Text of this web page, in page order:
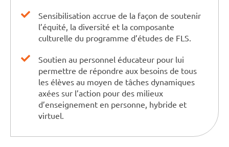
Sensibilisation accrue de la façon de soutenir
l’équité, la diversité et la composante
culturelle du programme d’études de FLS.
Soutien au personnel éducateur pour lui
permettre de répondre aux besoins de tous
les élèves au moyen de tâches dynamiques
axées sur l’action pour des milieux
d’enseignement en personne, hybride et
virtuel.